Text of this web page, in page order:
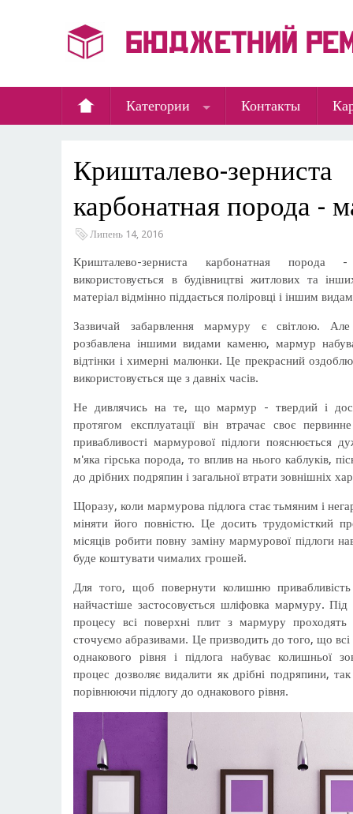
Категории Контакты
Кришталево-зерниста
карбонатная порода -
Липень 14, 2016
Кришталево-зерниста карбонатная
використовується в будівництві житлових та
матеріал відмінно піддається поліровці і іншим
Зазвичай забарвлення мармуру є світлою.
розбавлена іншими видами каменю, мармур
відтінки і химерні малюнки. Це прекрасний
використовується ще з давніх часів.
Не дивлячись на те, що мармур - твердий і
протягом експлуатації він втрачає своє
привабливості мармурової підлоги пояснюється
м'яка гірська порода, то вплив на нього каблуків,
до дрібних подряпин і загальної втрати зовнішніх
Щоразу, коли мармурова підлога стає тьмяним і
міняти його повністю. Це досить трудомісткий
місяців робити повну заміну мармурової підлоги
буде коштувати чималих грошей.
Для того, щоб повернути колишню привабливість
найчастіше застосовується шліфовка мармуру.
процесу всі поверхні плит з мармуру проходять
сточуємо абразивами. Це призводить до того, що
однакового рівня і підлога набуває колишньої
процес дозволяє видалити як дрібні подряпини,
порівнюючи підлогу до однакового рівня.